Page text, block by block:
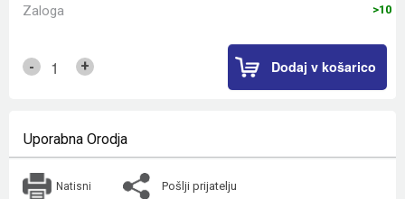
Zaloga >10
- + Dodaj v košarico
Uporabna Orodja
Natisni Pošlji prijatelju